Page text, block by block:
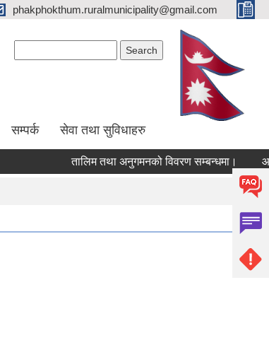
phakphokthum.ruralmunicipality@gmail.com
सम्पर्क सेवा तथा सुविधाहरु
तालिम तथा अनुगमनको विवरण सम्बन्धमा।